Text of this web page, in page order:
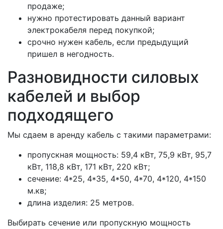
продаже;
нужно протестировать данный вариант
электрокабеля перед покупкой;
срочно нужен кабель, если предыдущий
пришел в негодность.
Разновидности силовых
кабелей и выбор
подходящего
Мы сдаем в аренду кабель с такими параметрами:
пропускная мощность: 59,4 кВт, 75,9 кВт, 95,7
кВт, 118,8 кВт, 171 кВт, 220 кВт;
сечение: 4*25, 4*35, 4*50, 4*70, 4*120, 4*150
м.кв;
длина изделия: 25 метров.
Выбирать сечение или пропускную мощность